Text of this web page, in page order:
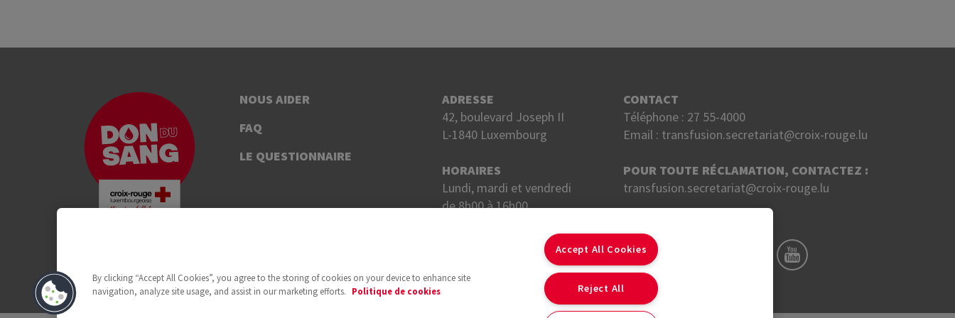
NOUS AIDER
FAQ
LE QUESTIONNAIRE
ADRESSE
42, boulevard Joseph II
L-1840 Luxembourg
HORAIRES
Lundi, mardi et vendredi
de 8h00 à 16h00.
CONTACT
Téléphone : 27 55-4000
Email : transfusion.secretariat@croix-rouge.lu
POUR TOUTE RÉCLAMATION, CONTACTEZ :
transfusion.secretariat@croix-rouge.lu
By clicking “Accept All Cookies”, you agree to the storing of cookies on your device to enhance site
navigation, analyze site usage, and assist in our marketing efforts.
Politique de cookies
Accept All Cookies
Reject All